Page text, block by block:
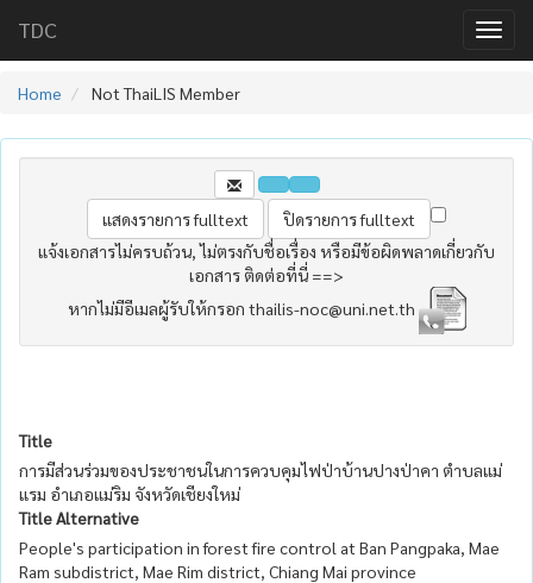
TDC
Home Not ThaiLIS Member
แจ้งเอกสารไม่ครบถ้วน, ไม่ตรงกับชื่อเรื่อง หรือมีข้อผิดพลาดเกี่ยวกับ
เอกสาร ติดต่อที่นี่ ==>
หากไม่มีอีเมลผู้รับให้กรอก thailis-noc@uni.net.th
Title
การมีส่วนร่วมของประชาชนในการควบคุมไฟป่าบ้านปางป่าคา ตำบลแม่
แรม อำเภอแม่ริม จังหวัดเชียงใหม่
Title Alternative
People's participation in forest fire control at Ban Pangpaka, Mae
Ram subdistrict, Mae Rim district, Chiang Mai province